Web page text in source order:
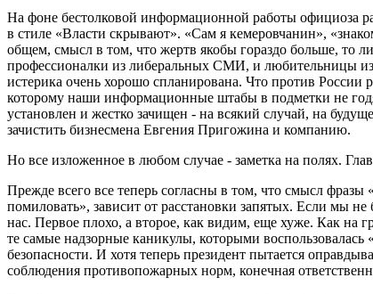
На фоне бестолковой информационной работы официоза
в стиле «Власти скрывают». «Сам я кемеровчанин»,
общем, смысл в том, что жертв якобы гораздо больше, то
профессионалки из либеральных СМИ, и любительницы
истерика очень хорошо спланирована. Что против
которому наши информационные штабы в подметки не
установлен и жестко зачищен - на всякий случай, на
зачистить бизнесмена Евгения Пригожина и компанию.
Но все изложенное в любом случае - заметка на полях.
Прежде всего все теперь согласны в том, что смысл
помиловать», зависит от расстановки запятых. Если мы
нас. Первое плохо, а второе, как видим, еще хуже. Как на
те самые надзорные каникулы, которыми
безопасности. И хотя теперь президент пытается
соблюдения противопожарных норм, конечная